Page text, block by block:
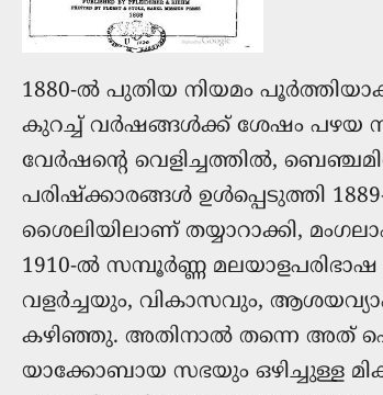
1880-ൽ പുതിയ നിയമം
കുറച്ച് വർഷങ്ങൾക്ക് ശേഷം പഴയ
വേർഷന്റെ വെളിച്ചത്തിൽ,
പരിഷ്ക്കാരങ്ങൾ ഉൾപ്പെടുത്തി
ശൈലിയിലാണ് തയ്യാറാക്കി,
1910-ൽ സമ്പൂർണ്ണ
വളർച്ചയും, വികാസവും,
കഴിഞ്ഞു. അതിനാൽ തന്നെ അത്
യാക്കോബായ സഭയും ഒഴിച്ചുള്ള